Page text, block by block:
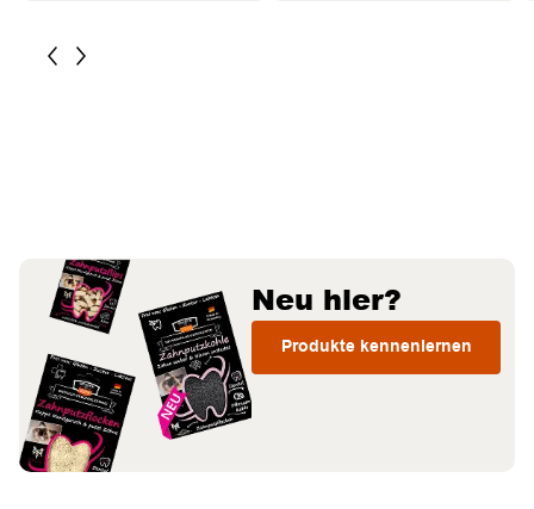
Neu hier?
Produkte kennenlernen